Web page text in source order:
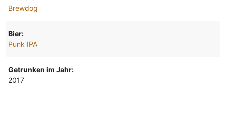
Brewdog
Bier:
Punk IPA
Getrunken im Jahr:
2017